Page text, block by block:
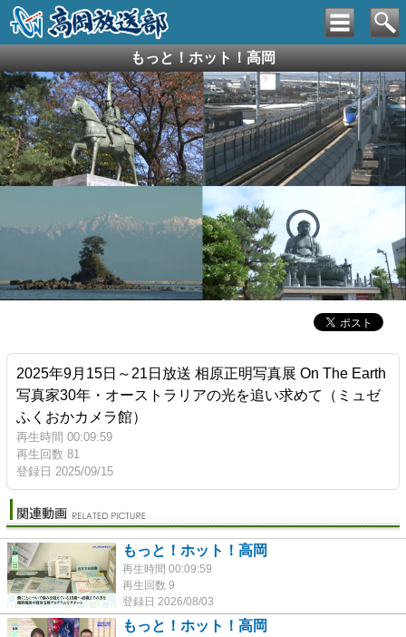
もっと！ホット！高岡
2025年9月15日～21日放送 相原正明写真展 On The Earth
写真家30年・オーストラリアの光を追い求めて（ミュゼ
ふくおかカメラ館）
再生時間 00:09:59
再生回数 81
登録日 2025/09/15
もっと！ホット！高岡
再生時間 00:09:59
再生回数 9
登録日 2026/08/03
もっと！ホット！高岡